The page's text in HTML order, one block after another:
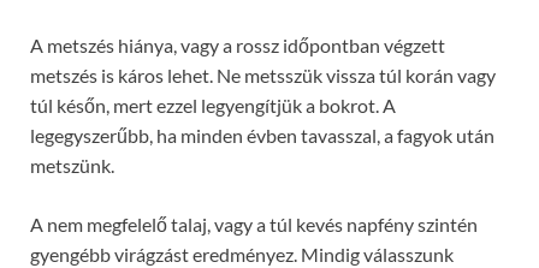
A metszés hiánya, vagy a rossz időpontban végzett
metszés is káros lehet. Ne metsszük vissza túl korán vagy
túl későn, mert ezzel legyengítjük a bokrot. A
legegyszerűbb, ha minden évben tavasszal, a fagyok után
metszünk.
A nem megfelelő talaj, vagy a túl kevés napfény szintén
gyengébb virágzást eredményez. Mindig válasszunk